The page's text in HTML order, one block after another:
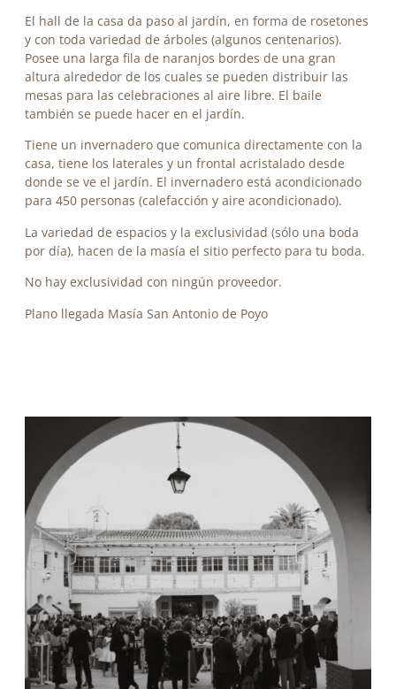
El hall de la casa da paso al jardín, en forma de rosetones
y con toda variedad de árboles (algunos centenarios).
Posee una larga fila de naranjos bordes de una gran
altura alrededor de los cuales se pueden distribuir las
mesas para las celebraciones al aire libre. El baile
también se puede hacer en el jardín.
Tiene un invernadero que comunica directamente con la
casa, tiene los laterales y un frontal acristalado desde
donde se ve el jardín. El invernadero está acondicionado
para 450 personas (calefacción y aire acondicionado).
La variedad de espacios y la exclusividad (sólo una boda
por día), hacen de la masía el sitio perfecto para tu boda.
No hay exclusividad con ningún proveedor.
Plano llegada Masía San Antonio de Poyo